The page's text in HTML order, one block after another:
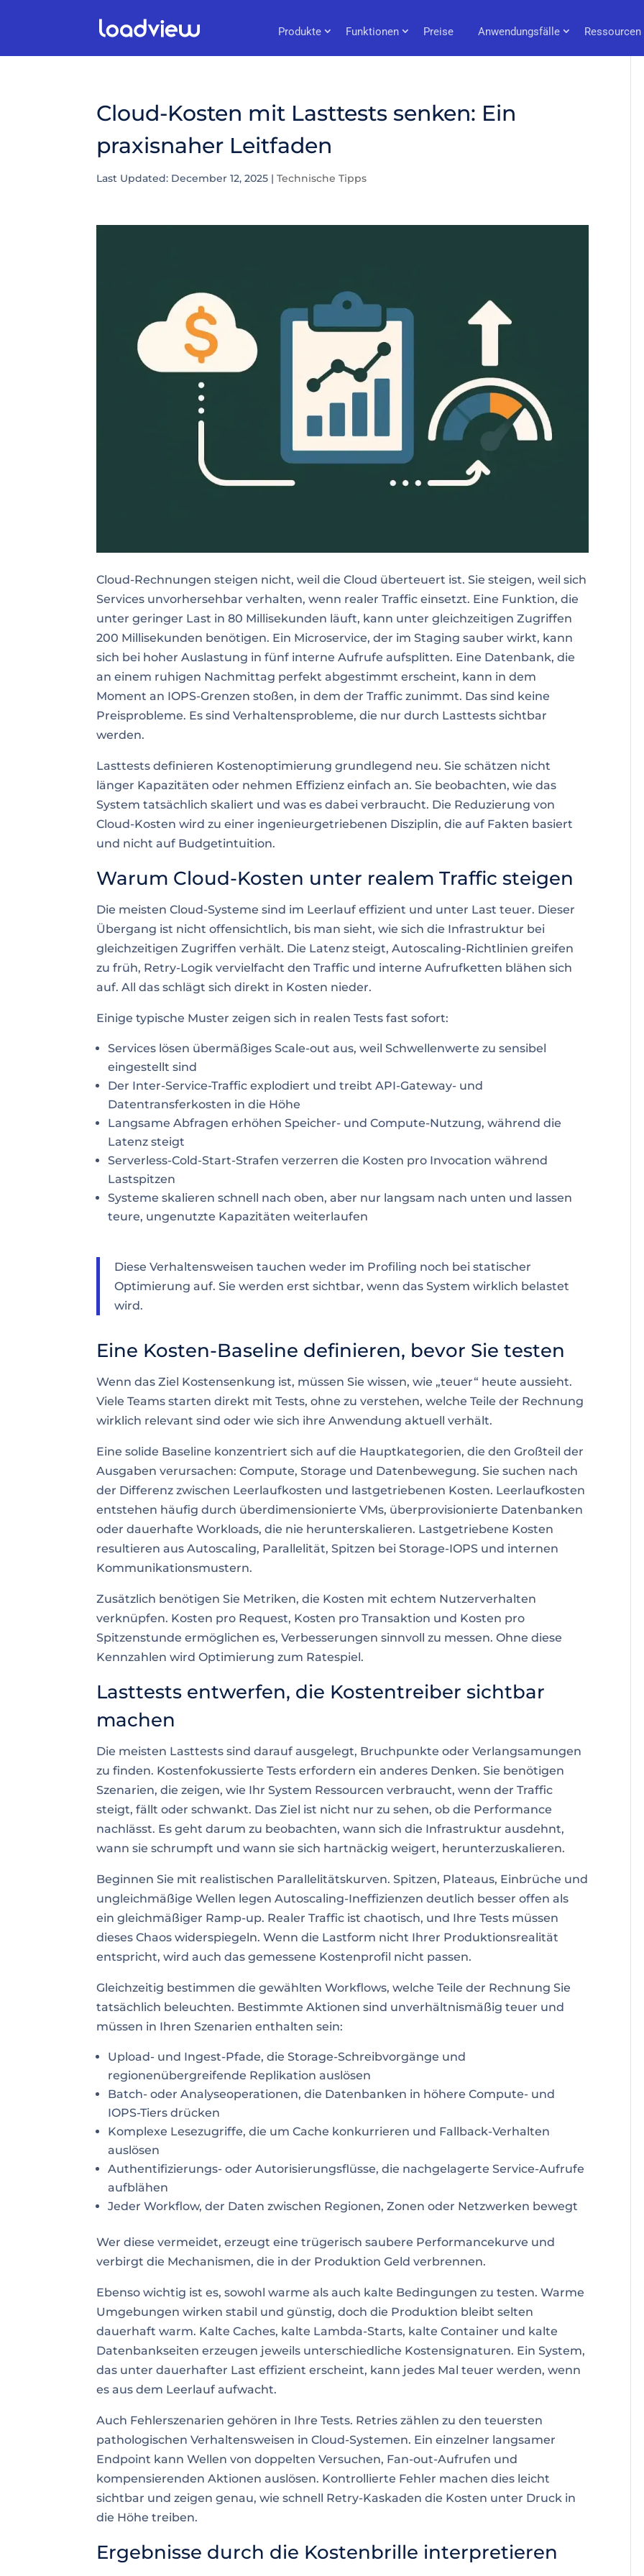
Produkte Funktionen Preise Anwendungsfälle Ressourcen
Cloud-Kosten mit Lasttests senken: Ein
praxisnaher Leitfaden
Last Updated: December 12, 2025 |Technische Tipps
Cloud-Rechnungen steigen nicht, weil die Cloud überteuert ist. Sie steigen, weil sich
Services unvorhersehbar verhalten, wenn realer Traffic einsetzt. Eine Funktion, die
unter geringer Last in 80 Millisekunden läuft, kann unter gleichzeitigen Zugriffen
200 Millisekunden benötigen. Ein Microservice, der im Staging sauber wirkt, kann
sich bei hoher Auslastung in fünf interne Aufrufe aufsplitten. Eine Datenbank, die
an einem ruhigen Nachmittag perfekt abgestimmt erscheint, kann in dem
Moment an IOPS-Grenzen stoßen, in dem der Traffic zunimmt. Das sind keine
Preisprobleme. Es sind Verhaltensprobleme, die nur durch Lasttests sichtbar
werden.
Lasttests definieren Kostenoptimierung grundlegend neu. Sie schätzen nicht
länger Kapazitäten oder nehmen Effizienz einfach an. Sie beobachten, wie das
System tatsächlich skaliert und was es dabei verbraucht. Die Reduzierung von
Cloud-Kosten wird zu einer ingenieurgetriebenen Disziplin, die auf Fakten basiert
und nicht auf Budgetintuition.
Warum Cloud-Kosten unter realem Traffic steigen
Die meisten Cloud-Systeme sind im Leerlauf effizient und unter Last teuer. Dieser
Übergang ist nicht offensichtlich, bis man sieht, wie sich die Infrastruktur bei
gleichzeitigen Zugriffen verhält. Die Latenz steigt, Autoscaling-Richtlinien greifen
zu früh, Retry-Logik vervielfacht den Traffic und interne Aufrufketten blähen sich
auf. All das schlägt sich direkt in Kosten nieder.
Einige typische Muster zeigen sich in realen Tests fast sofort:
Services lösen übermäßiges Scale-out aus, weil Schwellenwerte zu sensibel
eingestellt sind
Der Inter-Service-Traffic explodiert und treibt API-Gateway- und
Datentransferkosten in die Höhe
Langsame Abfragen erhöhen Speicher- und Compute-Nutzung, während die
Latenz steigt
Serverless-Cold-Start-Strafen verzerren die Kosten pro Invocation während
Lastspitzen
Systeme skalieren schnell nach oben, aber nur langsam nach unten und lassen
teure, ungenutzte Kapazitäten weiterlaufen
Diese Verhaltensweisen tauchen weder im Profiling noch bei statischer
Optimierung auf. Sie werden erst sichtbar, wenn das System wirklich belastet
wird.
Eine Kosten-Baseline definieren, bevor Sie testen
Wenn das Ziel Kostensenkung ist, müssen Sie wissen, wie „teuer“ heute aussieht.
Viele Teams starten direkt mit Tests, ohne zu verstehen, welche Teile der Rechnung
wirklich relevant sind oder wie sich ihre Anwendung aktuell verhält.
Eine solide Baseline konzentriert sich auf die Hauptkategorien, die den Großteil der
Ausgaben verursachen: Compute, Storage und Datenbewegung. Sie suchen nach
der Differenz zwischen Leerlaufkosten und lastgetriebenen Kosten. Leerlaufkosten
entstehen häufig durch überdimensionierte VMs, überprovisionierte Datenbanken
oder dauerhafte Workloads, die nie herunterskalieren. Lastgetriebene Kosten
resultieren aus Autoscaling, Parallelität, Spitzen bei Storage-IOPS und internen
Kommunikationsmustern.
Zusätzlich benötigen Sie Metriken, die Kosten mit echtem Nutzerverhalten
verknüpfen. Kosten pro Request, Kosten pro Transaktion und Kosten pro
Spitzenstunde ermöglichen es, Verbesserungen sinnvoll zu messen. Ohne diese
Kennzahlen wird Optimierung zum Ratespiel.
Lasttests entwerfen, die Kostentreiber sichtbar
machen
Die meisten Lasttests sind darauf ausgelegt, Bruchpunkte oder Verlangsamungen
zu finden. Kostenfokussierte Tests erfordern ein anderes Denken. Sie benötigen
Szenarien, die zeigen, wie Ihr System Ressourcen verbraucht, wenn der Traffic
steigt, fällt oder schwankt. Das Ziel ist nicht nur zu sehen, ob die Performance
nachlässt. Es geht darum zu beobachten, wann sich die Infrastruktur ausdehnt,
wann sie schrumpft und wann sie sich hartnäckig weigert, herunterzuskalieren.
Beginnen Sie mit realistischen Parallelitätskurven. Spitzen, Plateaus, Einbrüche und
ungleichmäßige Wellen legen Autoscaling-Ineffizienzen deutlich besser offen als
ein gleichmäßiger Ramp-up. Realer Traffic ist chaotisch, und Ihre Tests müssen
dieses Chaos widerspiegeln. Wenn die Lastform nicht Ihrer Produktionsrealität
entspricht, wird auch das gemessene Kostenprofil nicht passen.
Gleichzeitig bestimmen die gewählten Workflows, welche Teile der Rechnung Sie
tatsächlich beleuchten. Bestimmte Aktionen sind unverhältnismäßig teuer und
müssen in Ihren Szenarien enthalten sein:
Upload- und Ingest-Pfade, die Storage-Schreibvorgänge und
regionenübergreifende Replikation auslösen
Batch- oder Analyseoperationen, die Datenbanken in höhere Compute- und
IOPS-Tiers drücken
Komplexe Lesezugriffe, die um Cache konkurrieren und Fallback-Verhalten
auslösen
Authentifizierungs- oder Autorisierungsflüsse, die nachgelagerte Service-Aufrufe
aufblähen
Jeder Workflow, der Daten zwischen Regionen, Zonen oder Netzwerken bewegt
Wer diese vermeidet, erzeugt eine trügerisch saubere Performancekurve und
verbirgt die Mechanismen, die in der Produktion Geld verbrennen.
Ebenso wichtig ist es, sowohl warme als auch kalte Bedingungen zu testen. Warme
Umgebungen wirken stabil und günstig, doch die Produktion bleibt selten
dauerhaft warm. Kalte Caches, kalte Lambda-Starts, kalte Container und kalte
Datenbankseiten erzeugen jeweils unterschiedliche Kostensignaturen. Ein System,
das unter dauerhafter Last effizient erscheint, kann jedes Mal teuer werden, wenn
es aus dem Leerlauf aufwacht.
Auch Fehlerszenarien gehören in Ihre Tests. Retries zählen zu den teuersten
pathologischen Verhaltensweisen in Cloud-Systemen. Ein einzelner langsamer
Endpoint kann Wellen von doppelten Versuchen, Fan-out-Aufrufen und
kompensierenden Aktionen auslösen. Kontrollierte Fehler machen dies leicht
sichtbar und zeigen genau, wie schnell Retry-Kaskaden die Kosten unter Druck in
die Höhe treiben.
Ergebnisse durch die Kostenbrille interpretieren